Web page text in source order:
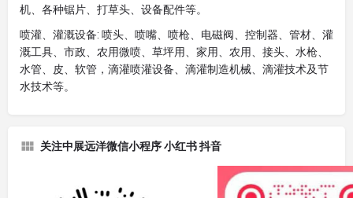
机、各种锯片、打草头、设备配件等。
喷灌、灌溉设备: 喷头、喷嘴、喷枪、电磁阀、控制器、管材、灌
溉工具、市政、农用微喷、草坪用、家用、农用、接头、水枪、
水管、皮、软管，滴灌喷灌设备、滴灌制造机械、滴灌技术及节
水技术等。
关注中展远洋微信小程序 小红书 抖音